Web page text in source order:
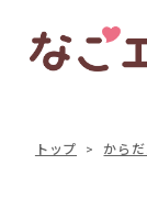
トップ から